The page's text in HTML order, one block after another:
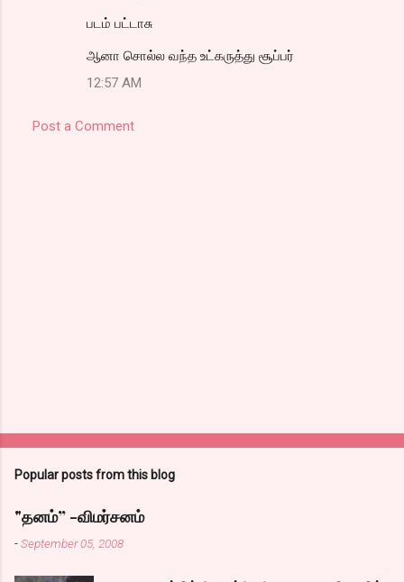
படம் பட்டாசு
ஆனா சொல்ல வந்த உட்கருத்து சூப்பர்
12:57 AM
Post a Comment
Popular posts from this blog
"தனம்” -விமர்சனம்
-September 05, 2008